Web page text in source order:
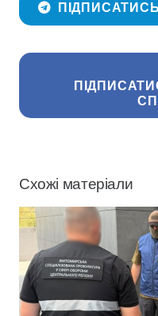
Схожі матеріали